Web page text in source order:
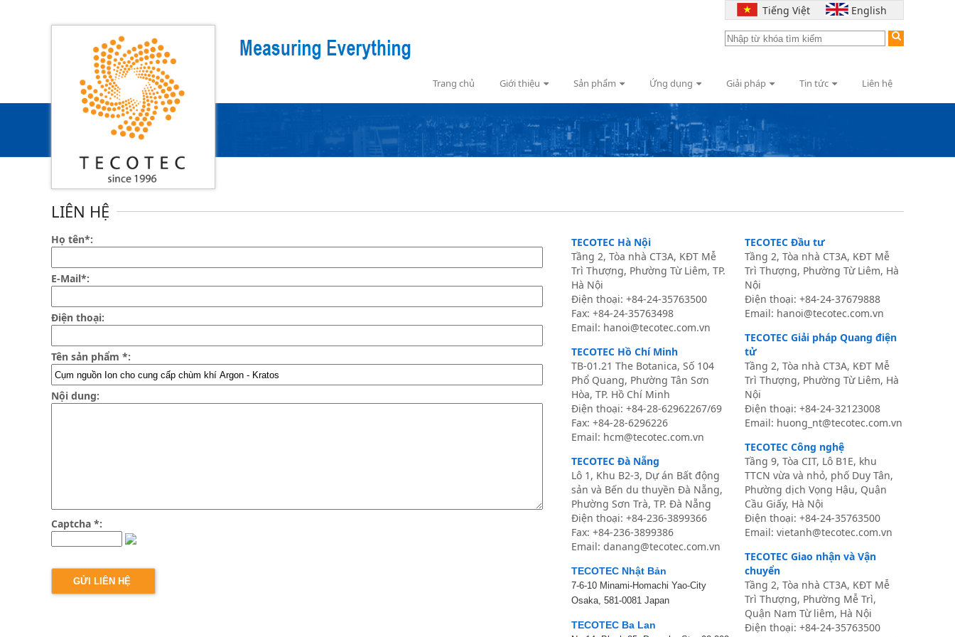
Tiếng Việt English
Trang chủ Giới thiệu Sản phẩm Ứng dụng Giải pháp Tin tức Liên hệ
Search
LIÊN HỆ
Họ tên*:
E-Mail*:
Điện thoại:
Tên sản phẩm *:
Nội dung:
Captcha *:
TECOTEC Hà Nội
Tầng 2, Tòa nhà CT3A, KĐT Mễ
Trì Thượng, Phường Từ Liêm, TP.
Hà Nội
Điện thoại: +84-24-35763500
Fax: +84-24-35763498
Email: hanoi@tecotec.com.vn
TECOTEC Hồ Chí Minh
TB-01.21 The Botanica, Số 104
Phổ Quang, Phường Tân Sơn
Hòa, TP. Hồ Chí Minh
Điện thoại: +84-28-62962267/69
Fax: +84-28-6296226
Email: hcm@tecotec.com.vn
TECOTEC Đà Nẵng
Lô 1, Khu B2-3, Dự án Bất động
sản và Bến du thuyền Đà Nẵng,
Phường Sơn Trà, TP. Đà Nẵng
Điện thoại: +84-236-3899366
Fax: +84-236-3899386
Email: danang@tecotec.com.vn
TECOTEC Nhật Bản
7-6-10 Minami-Homachi Yao-City
Osaka, 581-0081 Japan
TECOTEC Ba Lan
TECOTEC Đầu tư
Tầng 2, Tòa nhà CT3A, KĐT Mễ
Trì Thượng, Phường Từ Liêm, Hà
Nội
Điện thoại: +84-24-37679888
Email: hanoi@tecotec.com.vn
TECOTEC Giải pháp Quang điện
tử
Tầng 2, Tòa nhà CT3A, KĐT Mễ
Trì Thượng, Phường Từ Liêm, Hà
Nội
Điện thoại: +84-24-32123008
Email: huong_nt@tecotec.com.vn
TECOTEC Công nghệ
Tầng 9, Tòa CIT, Lô B1E, khu
TTCN vừa và nhỏ, phố Duy Tân,
Phường dịch Vọng Hậu, Quận
Cầu Giấy, Hà Nội
Điện thoại: +84-24-35763500
Email: vietanh@tecotec.com.vn
TECOTEC Giao nhận và Vận
chuyển
Tầng 2, Tòa nhà CT3A, KĐT Mễ
Trì Thượng, Phường Mễ Trì,
Quận Nam Từ liêm, Hà Nội
Điện thoại: +84-24-35763500